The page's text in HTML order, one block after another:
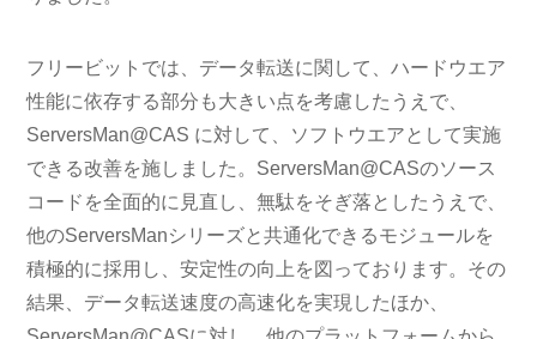
フリービットでは、データ転送に関して、ハードウエア
性能に依存する部分も大きい点を考慮したうえで、
ServersMan@CAS に対して、ソフトウエアとして実施
できる改善を施しました。ServersMan@CASのソース
コードを全面的に見直し、無駄をそぎ落としたうえで、
他のServersManシリーズと共通化できるモジュールを
積極的に採用し、安定性の向上を図っております。その
結果、データ転送速度の高速化を実現したほか、